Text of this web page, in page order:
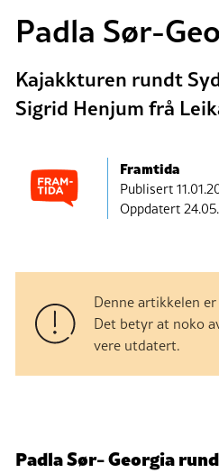
Padla Sør-
Kajakkturen rundt
Sigrid Henjum frå
Framtida
Publisert
Oppdatert
Denne artikkelen
Det betyr at noko
vere utdatert.
Padla Sør- Georgia